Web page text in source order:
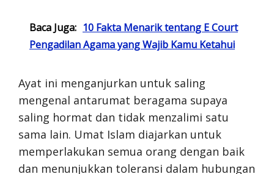
Baca Juga: 10 Fakta Menarik tentang E Court
Pengadilan Agama yang Wajib Kamu Ketahui
Ayat ini menganjurkan untuk saling
mengenal antarumat beragama supaya
saling hormat dan tidak menzalimi satu
sama lain. Umat Islam diajarkan untuk
memperlakukan semua orang dengan baik
dan menunjukkan toleransi dalam hubungan